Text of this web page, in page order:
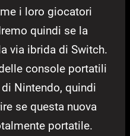
i loro giocatori
quindi se la
via ibrida di Switch.
console portatili
Nintendo, quindi
se questa nuova
portatile.